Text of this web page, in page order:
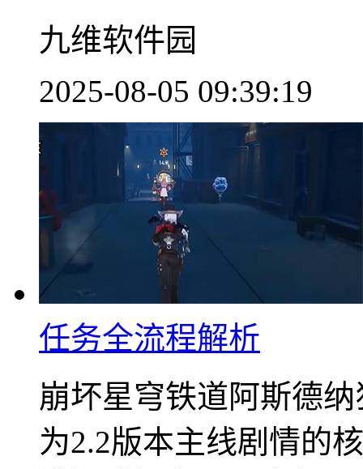
九维软件园
2025-08-05 09:39:19
任务全流程解析
崩坏星穹铁道阿斯德
为2.2版本主线剧情的